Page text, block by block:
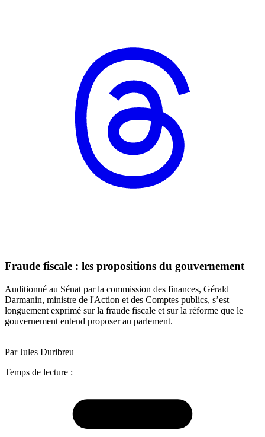
Fraude fiscale : les propositions du gouvernement
Auditionné au Sénat par la commission des finances, Gérald
Darmanin, ministre de l'Action et des Comptes publics, s’est
longuement exprimé sur la fraude fiscale et sur la réforme que le
gouvernement entend proposer au parlement.
Par Jules Duribreu
Temps de lecture :